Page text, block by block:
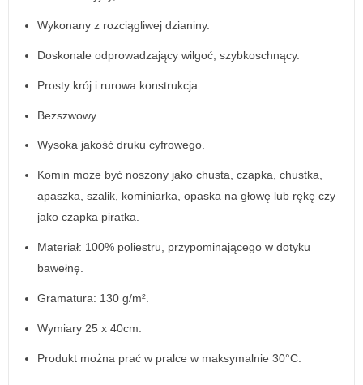
Wykonany z rozciągliwej dzianiny.
Doskonale odprowadzający wilgoć, szybkoschnący.
Prosty krój i rurowa konstrukcja.
Bezszwowy.
Wysoka jakość druku cyfrowego.
Komin może być noszony jako chusta, czapka, chustka,
apaszka, szalik, kominiarka, opaska na głowę lub rękę czy
jako czapka piratka.
Materiał: 100% poliestru, przypominającego w dotyku
bawełnę.
Gramatura: 130 g/m².
Wymiary 25 x 40cm.
Produkt można prać w pralce w maksymalnie 30°C.